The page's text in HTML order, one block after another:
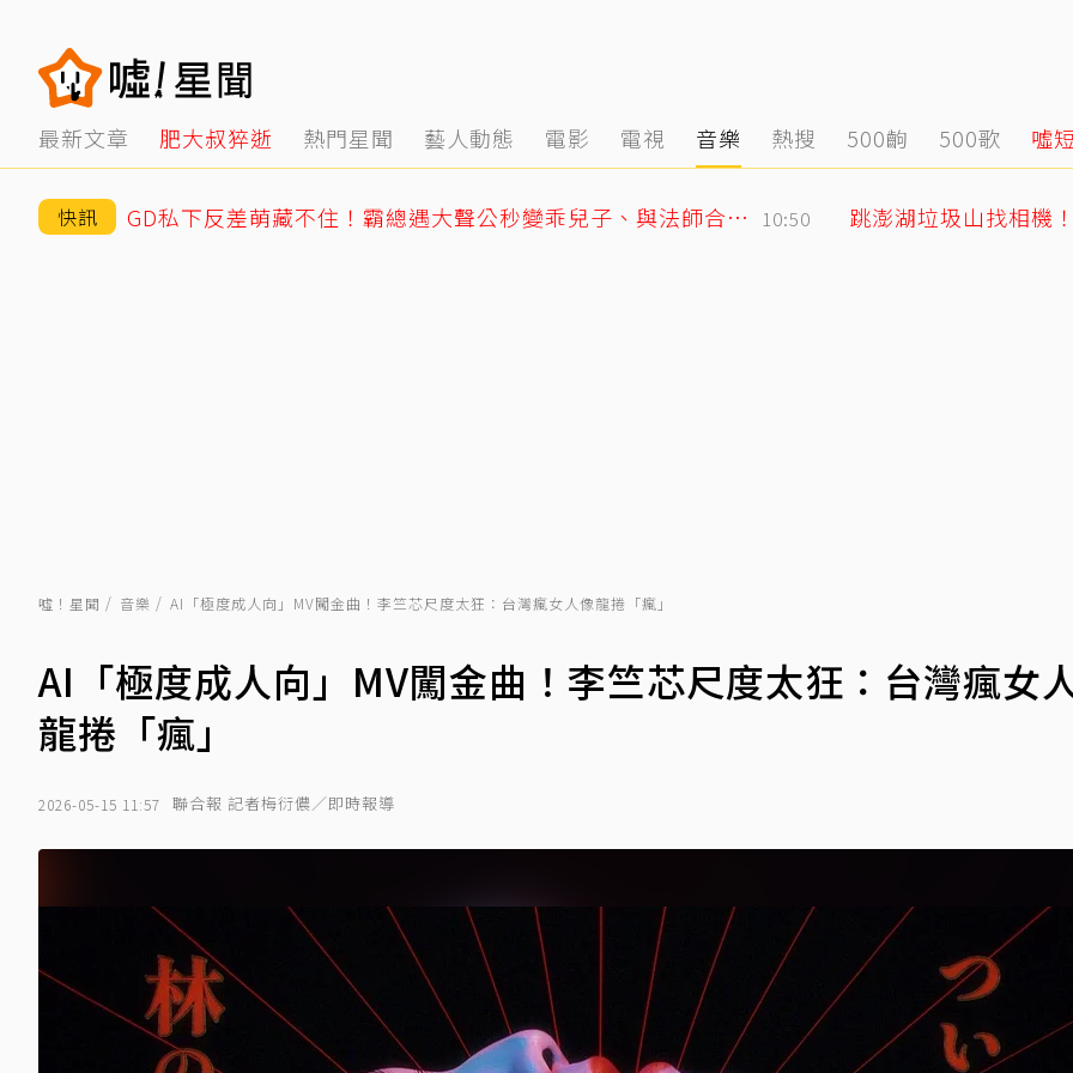
最新文章 肥大叔猝逝 熱門星聞 藝人動態 電影 電視 音樂 熱搜 500齣 500歌 噓
快訊 GD私下反差萌藏不住！霸總遇大聲公秒變乖兒子、與法師合照掀網暴動 10:50 跳澎湖垃圾山找相機
噓！星聞 音樂 AI「極度成人向」MV闖金曲！李竺芯尺度太狂：台灣瘋女人像龍捲「瘋」
AI「極度成人向」MV闖金曲！李竺芯尺度太狂：台灣瘋女
龍捲「瘋」
2026-05-15 11:57 聯合報 記者梅衍儂／即時報導